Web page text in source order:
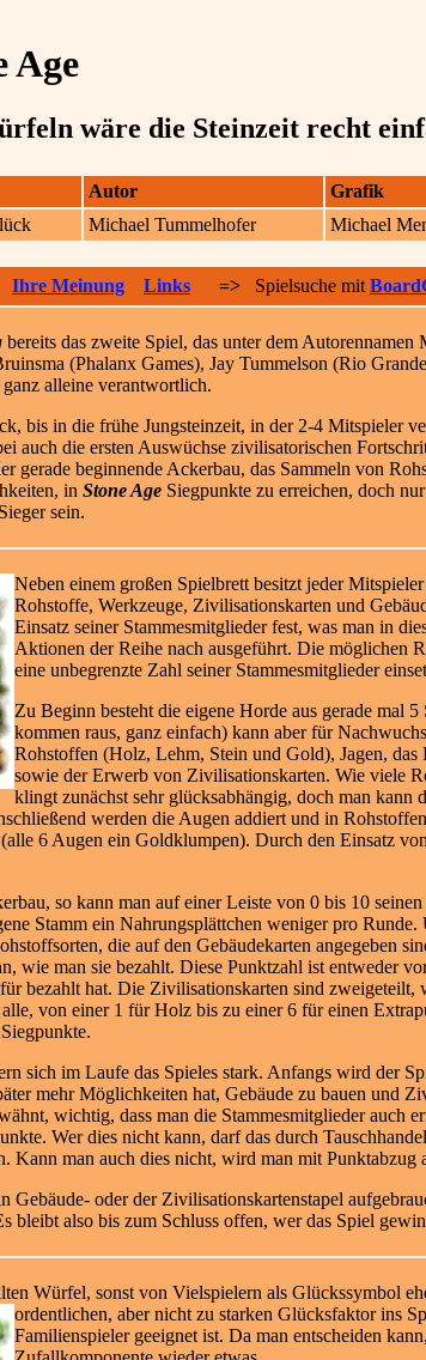
Age
wäre die Steinzeit recht
Autor Grafik
Michael Tummelhofer Michael
Ihre Meinung Links => Spielsuche mit
bereits das zweite Spiel, das unter dem
(Phalanx Games), Jay Tummelson (Rio
alleine verantwortlich.
bis in die frühe Jungsteinzeit, in der 2-4 Mitspieler
auch die ersten Auswüchse zivilisatorischen
gerade beginnende Ackerbau, das Sammeln von
in Stone Age Siegpunkte zu erreichen, doch
sein.
Neben einem großen Spielbrett besitzt jeder
Rohstoffe, Werkzeuge, Zivilisationskarten und
Einsatz seiner Stammesmitglieder fest, was man in
Aktionen der Reihe nach ausgeführt. Die möglichen
eine unbegrenzte Zahl seiner Stammesmitglieder
Zu Beginn besteht die eigene Horde aus gerade mal
kommen raus, ganz einfach) kann aber für
Rohstoffen (Holz, Lehm, Stein und Gold), Jagen,
sowie der Erwerb von Zivilisationskarten. Wie viele
klingt zunächst sehr glücksabhängig, doch man kann
werden die Augen addiert und in
6 Augen ein Goldklumpen). Durch den Einsatz
so kann man auf einer Leiste von 0 bis 10
Stamm ein Nahrungsplättchen weniger pro Runde.
die auf den Gebäudekarten angegeben
wie man sie bezahlt. Diese Punktzahl ist entweder
bezahlt hat. Die Zivilisationskarten sind zweigeteilt,
von einer 1 für Holz bis zu einer 6 für einen
sich im Laufe das Spieles stark. Anfangs wird der
mehr Möglichkeiten hat, Gebäude zu bauen und
wichtig, dass man die Stammesmitglieder auch
Wer dies nicht kann, darf das durch
Kann man auch dies nicht, wird man mit Punktabzug
Gebäude- oder der Zivilisationskartenstapel
bleibt also bis zum Schluss offen, wer das Spiel
Würfel, sonst von Vielspielern als Glückssymbol
ordentlichen, aber nicht zu starken Glücksfaktor ins
Familienspieler geeignet ist. Da man entscheiden